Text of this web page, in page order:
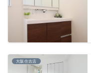
大阪住吉店